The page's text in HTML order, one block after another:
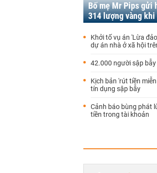
Bố mẹ Mr Pips gửi
314 lượng vàng
Khởi tố vụ án 'Lừa
dự án nhà ở xã hội
42.000 người sập
Kịch bản 'rút tiền
tín dụng sập bẫy
Cảnh báo bùng phát
tiền trong tài khoản